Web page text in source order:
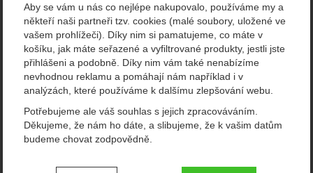
Aby se vám u nás co nejlépe nakupovalo, používáme my a
někteří naši partneři tzv. cookies (malé soubory, uložené ve
vašem prohlížeči). Díky nim si pamatujeme, co máte v
košíku, jak máte seřazené a vyfiltrované produkty, jestli jste
přihlášeni a podobně. Díky nim vám také nenabízíme
nevhodnou reklamu a pomáhají nám například i v
analýzách, které používáme k dalšímu zlepšování webu.
Potřebujeme ale váš souhlas s jejich zpracováváním.
Děkujeme, že nám ho dáte, a slibujeme, že k vašim datům
budeme chovat zodpovědně.
Nastavení souhlasů s kategoriemi
VÝPRODEJ zimní bunda
doporučujeme!
výprodej
ultralehké zboží
Fotografie